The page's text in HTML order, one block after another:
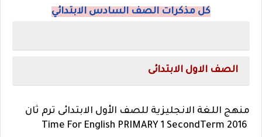
كل مذكرات الصف السادس الابتدائي
الصف الاول الابتدائى
منهج اللغة الانجليزية للصف الأول الابتدائى ترم ثان